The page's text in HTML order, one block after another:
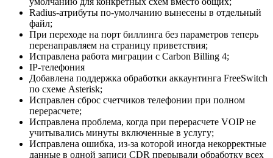
Radius-атрибуты по-умолчанию вынесены в отдельный
файл;
При переходе на порт биллинга без параметров теперь
перенаправляем на страницу приветствия;
Исправлена работа миграции с Carbon Billing 4;
IP-телефония
Добавлена поддержка обработки аккаунтинга FreeSwitch
по схеме Asterisk;
Исправлен сброс счетчиков телефонии при полном
перерасчете;
Исправлена проблема, когда при перерасчете VOIP не
учитывались минуты включенные в услугу;
Исправлена ошибка, из-за которой иногда некорректные
данные в одной записи CDR прерывали обработку всех